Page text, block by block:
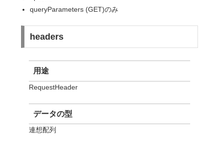
queryParameters (GET)のみ
headers
用途
RequestHeader
データの型
連想配列